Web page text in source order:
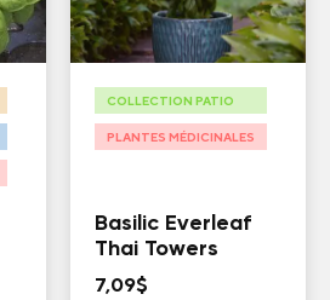
COLLECTION PATIO
PLANTES MÉDICINALES
Basilic Everleaf
Thai Towers
7,09$